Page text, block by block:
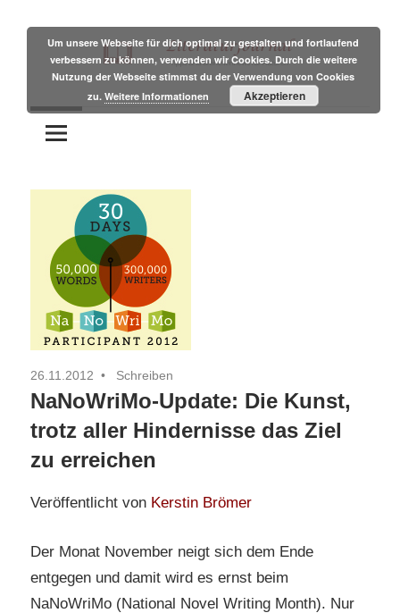
Inhalt
springen
Literaturjournal
Tipps
und
Branchennews
Autoren
26.11.2012 Schreiben
NaNoWriMo-Update: Die Kunst,
trotz aller Hindernisse das Ziel
zu erreichen
Veröffentlicht von Kerstin Brömer
Der Monat November neigt sich dem Ende
entgegen und damit wird es ernst beim
NaNoWriMo (National Novel Writing Month). Nur
Um unsere Webseite für dich optimal zu gestalten und fortlaufend
verbessern zu können, verwenden wir Cookies. Durch die weitere
Nutzung der Webseite stimmst du der Verwendung von Cookies
zu.Weitere Informationen Akzeptieren